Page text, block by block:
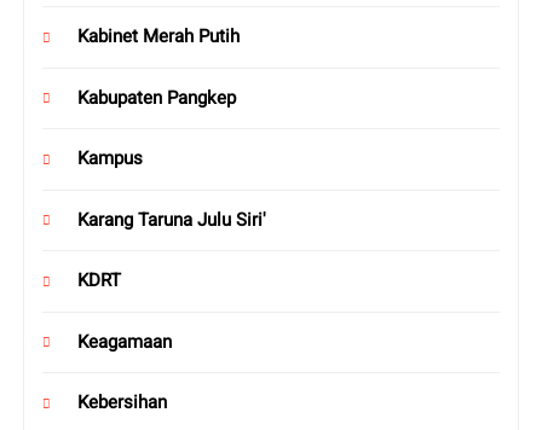
Kabinet Merah Putih
Kabupaten Pangkep
Kampus
Karang Taruna Julu Siri'
KDRT
Keagamaan
Kebersihan